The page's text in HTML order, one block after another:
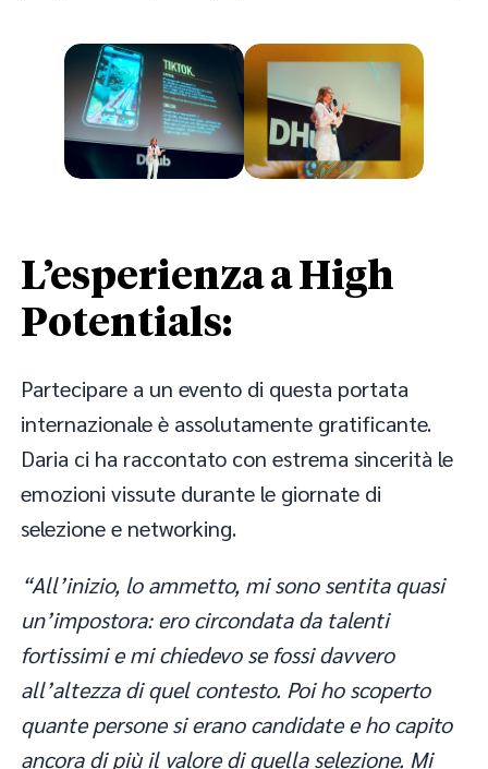
L’esperienza a High
Potentials:
Partecipare a un evento di questa portata
internazionale è assolutamente gratificante.
Daria ci ha raccontato con estrema sincerità le
emozioni vissute durante le giornate di
selezione e networking.
“All’inizio, lo ammetto, mi sono sentita quasi
un’impostora: ero circondata da talenti
fortissimi e mi chiedevo se fossi davvero
all’altezza di quel contesto. Poi ho scoperto
quante persone si erano candidate e ho capito
ancora di più il valore di quella selezione. Mi